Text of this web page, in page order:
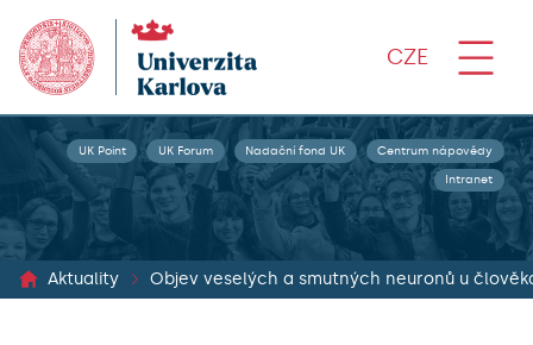
CZE
UK Point UK Forum Nadační fond UK Centrum nápovědy
Intranet
Aktuality Objev veselých a smutných neuronů u